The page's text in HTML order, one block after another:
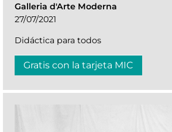
Galleria d'Arte Moderna
27/07/2021
Didáctica para todos
Gratis con la tarjeta MIC